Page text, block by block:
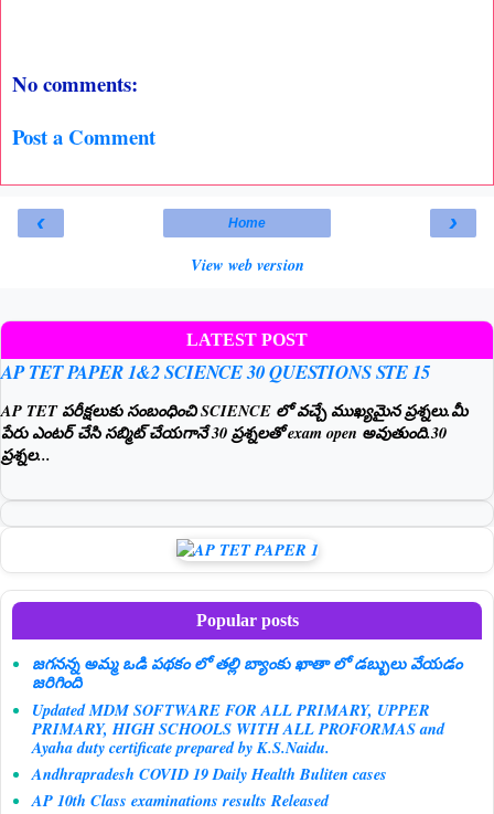
No comments:
Post a Comment
‹ ›
Home
View web version
LATEST POST
AP TET PAPER 1&2 SCIENCE 30 QUESTIONS STE 15
AP TET పరీక్షలుకు సంబంధించి SCIENCE లో వచ్చే ముఖ్యమైన ప్రశ్నలు.మీ
పేరు ఎంటర్ చేసి సబ్మిట్ చేయగానే 30 ప్రశ్నలతో exam open అవుతుంది.30
ప్రశ్నల...
Popular posts
జగనన్న అమ్మ ఒడి పథకం లో తల్లి బ్యాంకు ఖాతా లో డబ్బులు వేయడం
జరిగింది
Updated MDM SOFTWARE FOR ALL PRIMARY, UPPER
PRIMARY, HIGH SCHOOLS WITH ALL PROFORMAS and
Ayaha duty certificate prepared by K.S.Naidu.
Andhrapradesh COVID 19 Daily Health Buliten cases
AP 10th Class examinations results Released